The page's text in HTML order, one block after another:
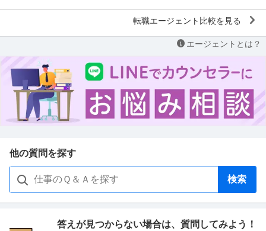
転職エージェント比較を見る
エージェントとは？
他の質問を探す
検索
答えが見つからない場合は、 質問してみよう！